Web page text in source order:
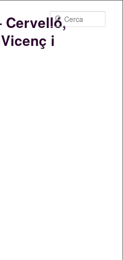
Cervelló,
i